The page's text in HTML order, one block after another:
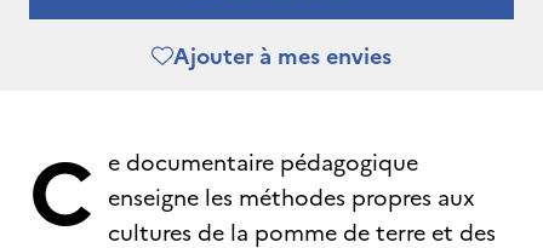
Ajouter à mes envies
C e documentaire pédagogique
enseigne les méthodes propres aux
cultures de la pomme de terre et des